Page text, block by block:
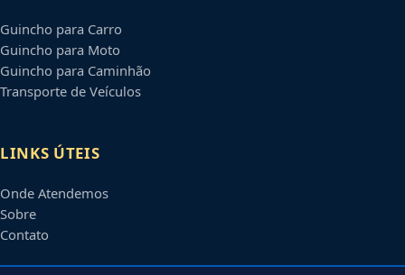
Guincho para Carro
Guincho para Moto
Guincho para Caminhão
Transporte de Veículos
LINKS ÚTEIS
Onde Atendemos
Sobre
Contato